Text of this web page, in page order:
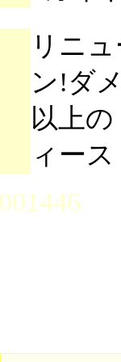
リニ
ン!ダ
以上
ィー